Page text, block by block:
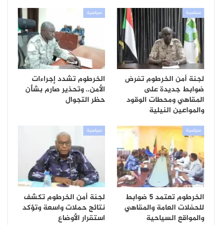
سياسية
لجنة أمن الخرطوم تفرض
ضوابط جديدة على
المقاهي ومحطات الوقود
والمواعين النيلية
سياسية
الخرطوم تشدد إجراءات
الأمن.. وتحذير صارم بشأن
حظر التجوال
سياسية
الخرطوم تعتمد 5 ضوابط
للحفلات العامة والمقاهي
والمواقع السياحية
سياسية
لجنة أمن الخرطوم تكشف
نتائج حملات واسعة وتؤكد
استقرار الأوضاع